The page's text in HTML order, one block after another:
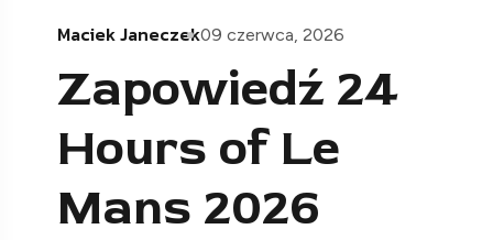
Maciek Janeczek09 czerwca, 2026
Zapowiedź 24
Hours of Le
Mans 2026